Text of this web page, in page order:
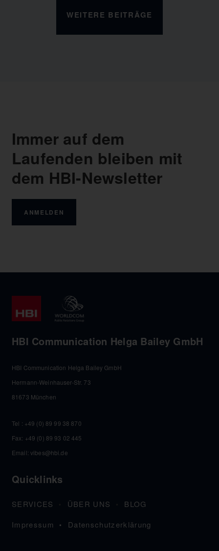
WEITERE BEITRÄGE
Immer auf dem
Laufenden bleiben mit
dem HBI-Newsletter
ANMELDEN
HBI Communication Helga Bailey GmbH
HBI Communication Helga Bailey GmbH
Hermann-Weinhauser-Str. 73
81673 München
Tel : +49 (0) 89 99 38 870
Fax: +49 (0) 89 93 02 445
Email: vibes@hbi.de
Quicklinks
SERVICES ÜBER UNS
BLOG
Impressum
Datenschutzerklärung